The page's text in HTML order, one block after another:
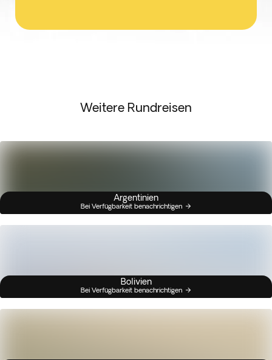
Weitere Rundreisen
Argentinien
Bei Verfügbarkeit benachrichtigen
Bolivien
Bei Verfügbarkeit benachrichtigen